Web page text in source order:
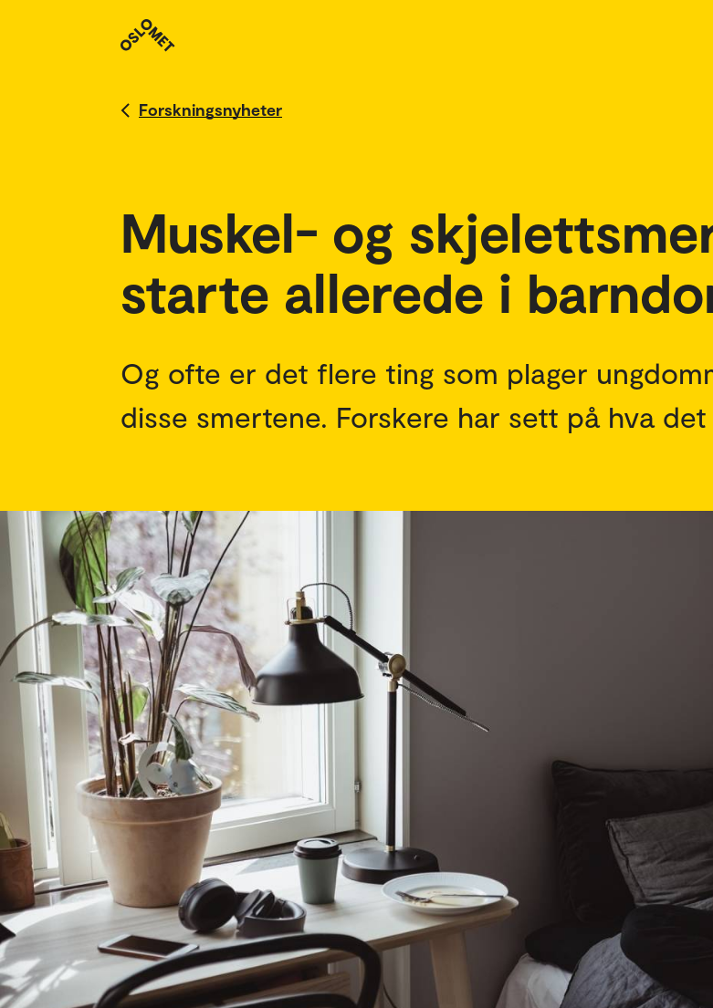
Forskningsnyheter
Muskel- og
starte allerede i
Og ofte er det flere ting som plager
disse smertene. Forskere har sett på hva det